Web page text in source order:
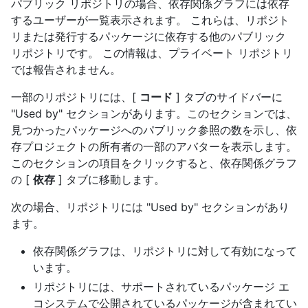
パブリック リポジトリの場合、依存関係グラフには依存
するユーザーが一覧表示されます。 これらは、リポジト
リまたは発行するパッケージに依存する他のパブリック
リポジトリです。 この情報は、プライベート リポジトリ
では報告されません。
一部のリポジトリには、[ コード ] タブのサイドバーに
"Used by" セクションがあります。このセクションでは、
見つかったパッケージへのパブリック参照の数を示し、依
存プロジェクトの所有者の一部のアバターを表示します。
このセクションの項目をクリックすると、依存関係グラフ
の [ 依存 ] タブに移動します。
次の場合、リポジトリには "Used by" セクションがあり
ます。
依存関係グラフは、リポジトリに対して有効になって
います。
リポジトリには、サポートされているパッケージ エ
コシステムで公開されているパッケージが含まれてい